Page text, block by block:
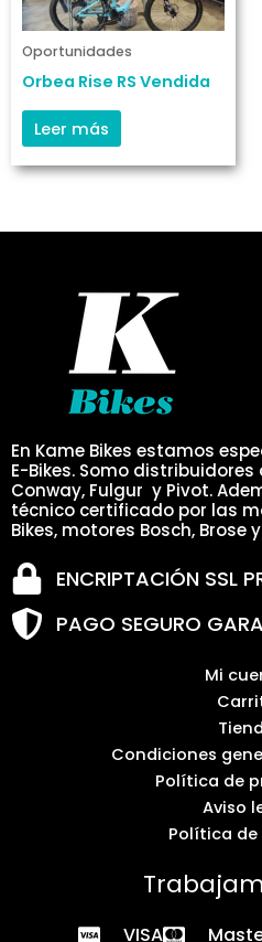
Oportunidades
Orbea Rise RS Vendida
Leer más
En Kame Bikes estamos
E-Bikes. Somo
Conway, Fulgur y Pivot.
técnico certificado por las
Bikes, motores Bosch, Brose
ENCRIPTACIÓN SSL
PAGO SEGURO
Mi
Condiciones
Política de
Aviso
Política de
VISA